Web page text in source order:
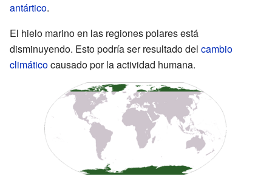
antártico.
El hielo marino en las regiones polares está
disminuyendo. Esto podría ser resultado del cambio
climáticocausado por la actividad humana.